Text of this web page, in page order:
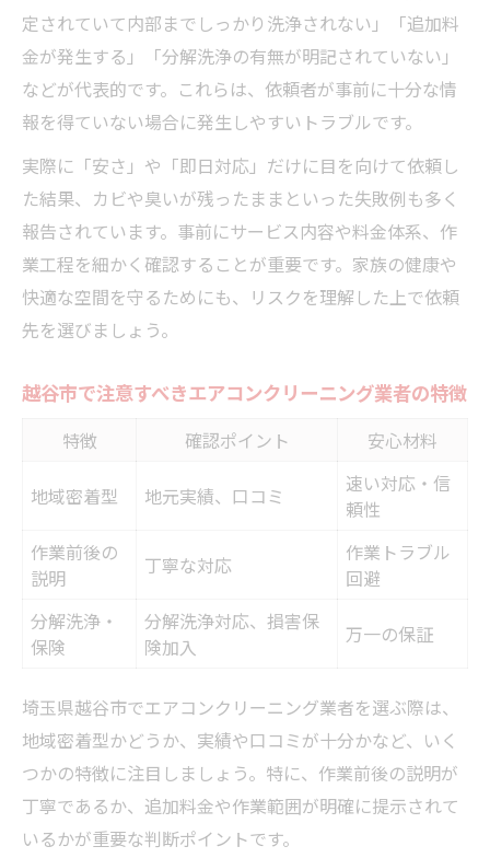
自分で行うエアコンクリーニングと業者依
頼の比較表
素人作業で起こりやすいエアコンクリーニ
ングの失敗例
自己流エアコンクリーニングが故障を招く
理由
分解洗浄を自分でやる際の注意点とは
自分で掃除してもカビや臭いが残る原因
失敗回避へ見積内容と追加料金を見極める
グ費用内訳表
追加料金が発生しやすいエアコンクリーニ
ング条件とは
越谷市で多いエアコンクリーニングの料金
作業範囲を明確にするための見積もりチェ
納得できるエアコンクリーニング費用の選
安全な作業範囲選びが快適空間につながる理由
快適空間を守るエアコンクリーニング作業
範囲比較表
作業範囲が広いほど安心できる理由を解説
お掃除機能付きエアコンの作業範囲注意点
定されていて内部までしっかり洗浄されない」「追加料
金が発生する」「分解洗浄の有無が明記されていない」
などが代表的です。これらは、依頼者が事前に十分な情
報を得ていない場合に発生しやすいトラブルです。
実際に「安さ」や「即日対応」だけに目を向けて依頼し
た結果、カビや臭いが残ったままといった失敗例も多く
報告されています。事前にサービス内容や料金体系、作
業工程を細かく確認することが重要です。家族の健康や
快適な空間を守るためにも、リスクを理解した上で依頼
先を選びましょう。
越谷市で注意すべきエアコンクリーニング業者の特徴
特徴 確認ポイント 安心材料
地域密着型 地元実績、口コミ
速い対応・信
頼性
作業前後の
説明
丁寧な対応
作業トラブル
回避
分解洗浄・
保険
分解洗浄対応、損害保
険加入
万一の保証
埼玉県越谷市でエアコンクリーニング業者を選ぶ際は、
地域密着型かどうか、実績や口コミが十分かなど、いく
つかの特徴に注目しましょう。特に、作業前後の説明が
丁寧であるか、追加料金や作業範囲が明確に提示されて
いるかが重要な判断ポイントです。